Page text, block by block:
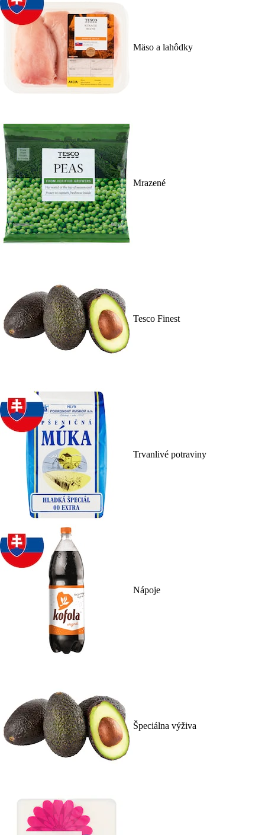
Mäso a lahôdky
Mrazené
Tesco Finest
Trvanlivé potraviny
Nápoje
Špeciálna výživa